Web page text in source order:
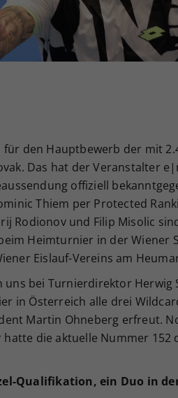
den Hauptbewerb der mit
Das hat der Veranstalter
offiziell
Thiem per Protected
Rodionov und Filip Misolic
Heimturnier in der Wiener
Eislauf-Vereins am
bei Turnierdirektor Herwig
in Österreich alle drei
Martin Ohneberg erfreut.
die aktuelle Nummer 152
Qualifikation, ein Duo in
Ihrer